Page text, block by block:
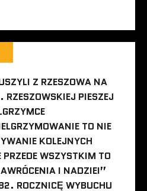
Z RZESZOWA NA
PIESZEJ
TO NIE
KOLEJNYCH
WSZYSTKIM TO
I NADZIEI”
ROCZNICĘ WYBUCHU